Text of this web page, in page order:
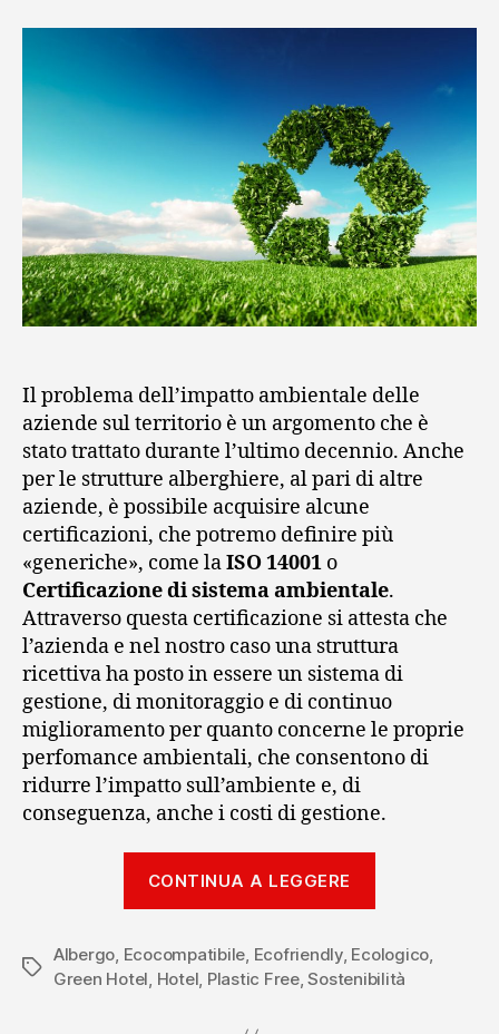
Il problema dell’impatto ambientale delle
aziende sul territorio è un argomento che è
stato trattato durante l’ultimo decennio. Anche
per le strutture alberghiere, al pari di altre
aziende, è possibile acquisire alcune
certificazioni, che potremo definire più
«generiche», come laISO 14001 o
Certificazione di sistema ambientale.
Attraverso questa certificazione si attesta che
l’azienda e nel nostro caso una struttura
ricettiva ha posto in essere un sistema di
gestione, di monitoraggio e di continuo
miglioramento per quanto concerne le proprie
perfomance ambientali, che consentono di
ridurre l’impatto sull’ambiente e, di
conseguenza, anche i costi di gestione.
CONTINUA A LEGGERE
Parte
1”
Tag
Albergo, Ecocompatibile, Ecofriendly, Ecologico,
Green Hotel, Hotel, Plastic Free,Sostenibilità